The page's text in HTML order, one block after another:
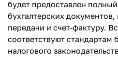
будет предоставлен
бухгалтерских
передачи и счет-фактуру.
соответствуют стандартам
налогового